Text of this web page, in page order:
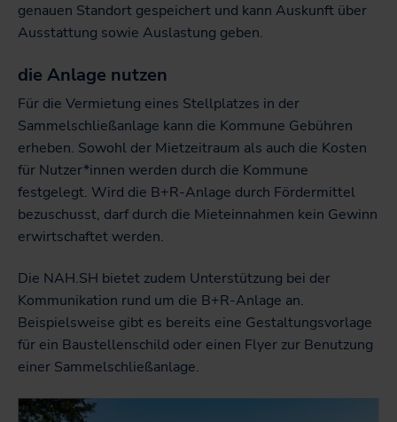
genauen Standort gespeichert und kann Auskunft über
Ausstattung sowie Auslastung geben.
die Anlage nutzen
Für die Vermietung eines Stellplatzes in der
Sammelschließanlage kann die Kommune Gebühren
erheben. Sowohl der Mietzeitraum als auch die Kosten
für Nutzer*innen werden durch die Kommune
festgelegt. Wird die B+R-Anlage durch Fördermittel
bezuschusst, darf durch die Mieteinnahmen kein Gewinn
erwirtschaftet werden.
Die NAH.SH bietet zudem Unterstützung bei der
Kommunikation rund um die B+R-Anlage an.
Beispielsweise gibt es bereits eine Gestaltungsvorlage
für ein Baustellenschild oder einen Flyer zur Benutzung
einer Sammelschließanlage.